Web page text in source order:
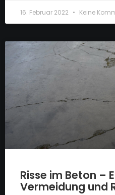
16. Februar 2022 Keine
Risse im Beton –
Vermeidung und